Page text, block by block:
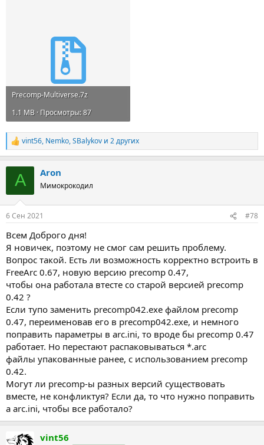
Precomp-Multiverse.7z
1.1 MB · Просмотры: 87
Р
е
vint56, Nemko,SBalykov и 2 других
A Aron
Мимокрокодил
6 Сен 2021 #78
Всем Доброго дня!
Я новичек, поэтому не смог сам решить проблему.
Вопрос такой. Есть ли возможность корректно встроить в
FreeArc 0.67, новую версию precomp 0.47,
чтобы она работала втесте со старой версией precomp
0.42 ?
Если тупо заменить precomp042.exe файлом precomp
0.47, переименовав его в precomp042.exe, и немного
поправить параметры в arc.ini, то вроде бы precomp 0.47
работает. Но перестают распаковываться *.arc
файлы упакованные ранее, с использованием precomp
0.42.
Могут ли precomp-ы разных версий существовать
вместе, не конфликтуя? Если да, то что нужно поправить
а arc.ini, чтобы все работало?
vint56